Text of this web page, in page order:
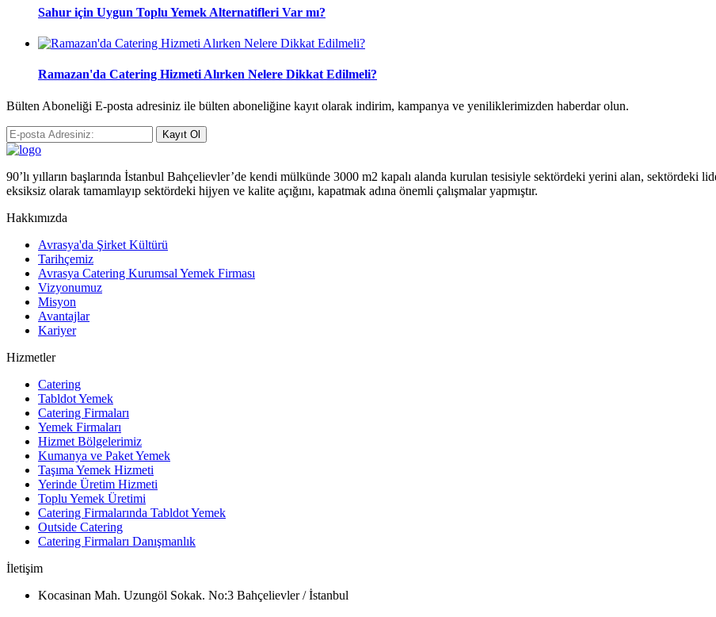
Sahur için Uygun Toplu Yemek Alternatifleri Var mı?
Ramazan'da Catering Hizmeti Alırken Nelere Dikkat Edilmeli?
Bülten Aboneliği E-posta adresiniz ile bülten aboneliğine kayıt olarak indirim, kampanya ve yeniliklerimizden haberdar olun.
Kayıt Ol
90’lı yılların başlarında İstanbul Bahçelievler’de kendi mülkünde 3000 m2 kapalı alanda kurulan tesisiyle sektördeki yerini alan, sektördeki
eksiksiz olarak tamamlayıp sektördeki hijyen ve kalite açığını, kapatmak adına önemli çalışmalar yapmıştır.
Hakkımızda
Avrasya'da Şirket Kültürü
Tarihçemiz
Avrasya Catering Kurumsal Yemek Firması
Vizyonumuz
Misyon
Avantajlar
Kariyer
Hizmetler
Catering
Tabldot Yemek
Catering Firmaları
Yemek Firmaları
Hizmet Bölgelerimiz
Kumanya ve Paket Yemek
Taşıma Yemek Hizmeti
Yerinde Üretim Hizmeti
Toplu Yemek Üretimi
Catering Firmalarında Tabldot Yemek
Outside Catering
Catering Firmaları Danışmanlık
İletişim
Kocasinan Mah. Uzungöl Sokak. No:3 Bahçelievler / İstanbul